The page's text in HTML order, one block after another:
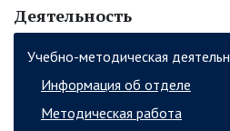
Деятельность
Учебно-методическая
Информация об отделе
Методическая работа